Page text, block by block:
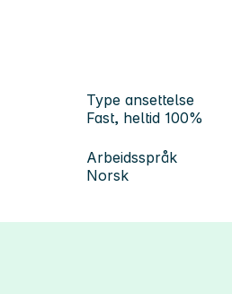
Type ansettelse
Fast, heltid 100%
Arbeidsspråk
Norsk